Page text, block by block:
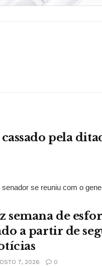
pela
se reuniu com o
semana de
a partir de
7, 2026 0